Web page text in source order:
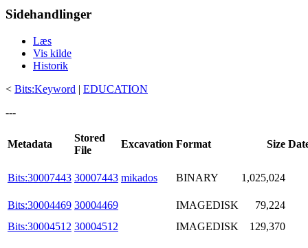
Sidehandlinger
Læs
Vis kilde
Historik
< Bits:Keyword | EDUCATION
---
Metadata
Stored
File
Excavation Format Size
Bits:30007443 30007443 mikados BINARY 1,025,024
Bits:30004469 30004469 IMAGEDISK
79,224
Bits:30004512 30004512 IMAGEDISK 129,370